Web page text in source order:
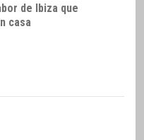
de Ibiza que
casa